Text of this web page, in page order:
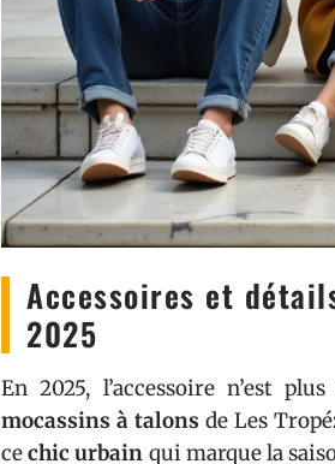
Accessoires et
2025
En 2025, l’accessoire n’est
mocassins à talons de Les
cechic urbain qui marque la